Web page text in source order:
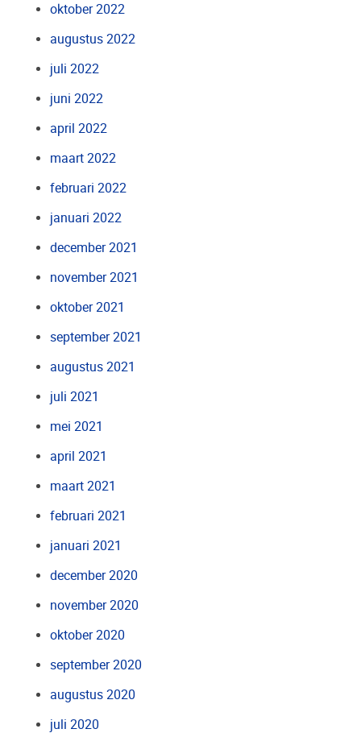
oktober 2022
augustus 2022
juli 2022
juni 2022
april 2022
maart 2022
februari 2022
januari 2022
december 2021
november 2021
oktober 2021
september 2021
augustus 2021
juli 2021
mei 2021
april 2021
maart 2021
februari 2021
januari 2021
december 2020
november 2020
oktober 2020
september 2020
augustus 2020
juli 2020